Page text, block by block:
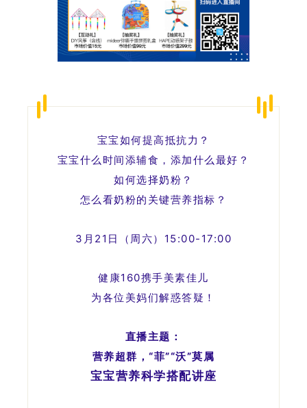
宝宝如何提高抵抗力？
宝宝什么时间添辅食，添加什么最好？
如何选择奶粉？
怎么看奶粉的关键营养指标？
3月21日（周六）15:00-17:00
健康160携手美素佳儿
为各位美妈们解惑答疑 ！
直播主题：
营养超群，“菲”“沃”莫属
宝宝营养科学搭配讲座